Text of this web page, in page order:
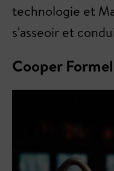
technologie et
s'asseoir et
Cooper